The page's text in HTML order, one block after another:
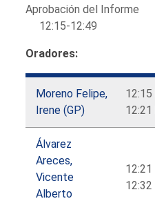
Aprobación del Informe
12:15-12:49
Oradores:
Moreno Felipe,
Irene (GP)
12:15
12:21
Álvarez
Areces,
Vicente
Alberto
12:21
12:32